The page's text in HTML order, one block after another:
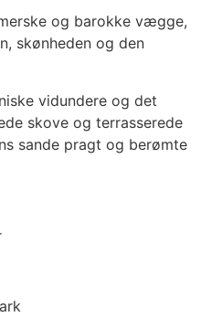
og barokke vægge,
skønheden og den
vidundere og det
skove og terrasserede
sande pragt og berømte